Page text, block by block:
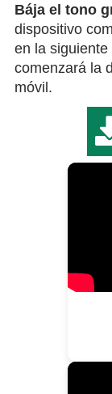
Bája el tono
dispositivo
en la
comenzará la
móvil.